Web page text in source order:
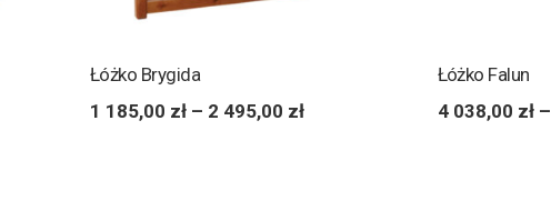
Łóżko Brygida
1 185,00 zł – 2 495,00 zł
Łóżko Falun
4 038,00 zł–